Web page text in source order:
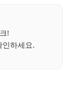
!
하세요.